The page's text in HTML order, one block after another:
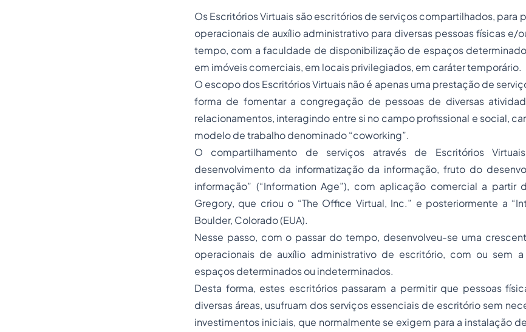
Os Escritórios Virtuais são escritórios de serviços compartilhados, para
operacionais de auxílio administrativo para diversas pessoas físicas e/
tempo, com a faculdade de disponibilização de espaços
em imóveis comerciais, em locais privilegiados, em caráter temporário.
O escopo dos Escritórios Virtuais não é apenas uma prestação de
forma de fomentar a congregação de pessoas de diversas
relacionamentos, interagindo entre si no campo profissional e social,
modelo de trabalho denominado “coworking”.
O compartilhamento de serviços através de Escritórios
desenvolvimento da informatização da informação, fruto do
informação” (“Information Age”), com aplicação comercial a partir
Gregory, que criou o “The Office Virtual, Inc.” e posteriormente a
Boulder, Colorado (EUA).
Nesse passo, com o passar do tempo, desenvolveu-se uma
operacionais de auxílio administrativo de escritório, com ou sem
espaços determinados ou indeterminados.
Desta forma, estes escritórios passaram a permitir que pessoas
diversas áreas, usufruam dos serviços essenciais de escritório sem
investimentos iniciais, que normalmente se exigem para a instalação